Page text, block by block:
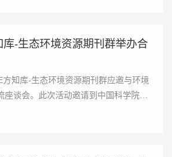
-生态环境资源期刊群举办合
方知库-生态环境资源期刊群应邀与环境
座谈会。此次活动邀请到中国科学院生
息中心主任、E方知库期刊群理事长张利